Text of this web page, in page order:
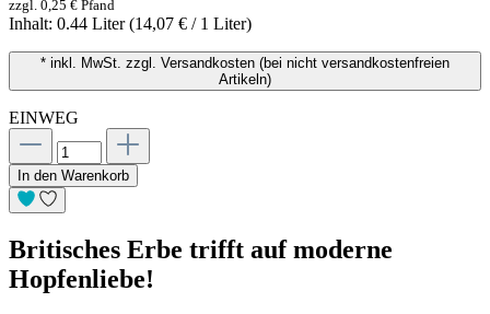
zzgl. 0,25 € Pfand
Inhalt: 0.44 Liter(14,07 € / 1 Liter)
* inkl. MwSt. zzgl. Versandkosten (bei nicht versandkostenfreien
Artikeln)
EINWEG
In den Warenkorb
Britisches Erbe trifft auf moderne
Hopfenliebe!